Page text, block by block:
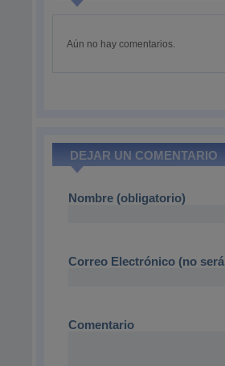
Aún no hay comentarios.
DEJAR UN COMENTARIO
Nombre (obligatorio)
Correo Electrónico (no
Comentario